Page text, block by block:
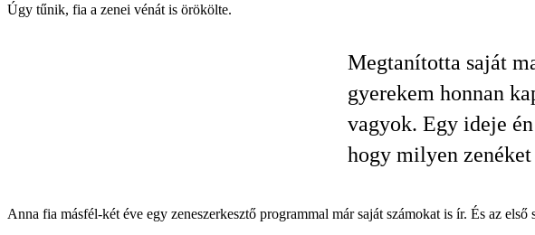
Úgy tűnik, fia a zenei vénát is örökölte.
Megtanította saját
gyerekem honnan
vagyok. Egy ideje
hogy milyen
Anna fia másfél-két éve egy zeneszerkesztő programmal már saját számokat is ír. És az első